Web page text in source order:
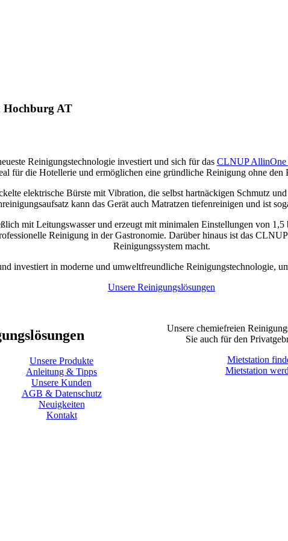
Hochburg AT
Reinigungstechnologie investiert und sich für das CLNUP AllinOne
für die Hotellerie und ermöglichen eine gründliche Reinigung ohne
elektrische Bürste mit Vibration, die selbst hartnäckigen Schmutz
kann das Gerät auch Matratzen tiefenreinigen und ist
mit Leitungswasser und erzeugt mit minimalen Einstellungen von
Reinigung in der Gastronomie. Darüber hinaus ist das
Reinigungssystem macht.
investiert in moderne und umweltfreundliche Reinigungstechnologie,
Unsere Reinigungslösungen
Unsere Produkte
Anleitung & Tipps
Unsere Kunden
AGB & Datenschutz
Neuigkeiten
Kontakt
Unsere chemiefreien
Sie auch für den
Mietstation
Mietstation